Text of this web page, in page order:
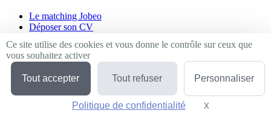
Le matching Jobeo
Déposer son CV
Suivez-nous
Linkedin
Facebook
Twitter
Ce site utilise des cookies et vous donne le contrôle sur ceux que
vous souhaitez activer
Tout accepter Tout refuser Personnaliser
Politique de confidentialité X